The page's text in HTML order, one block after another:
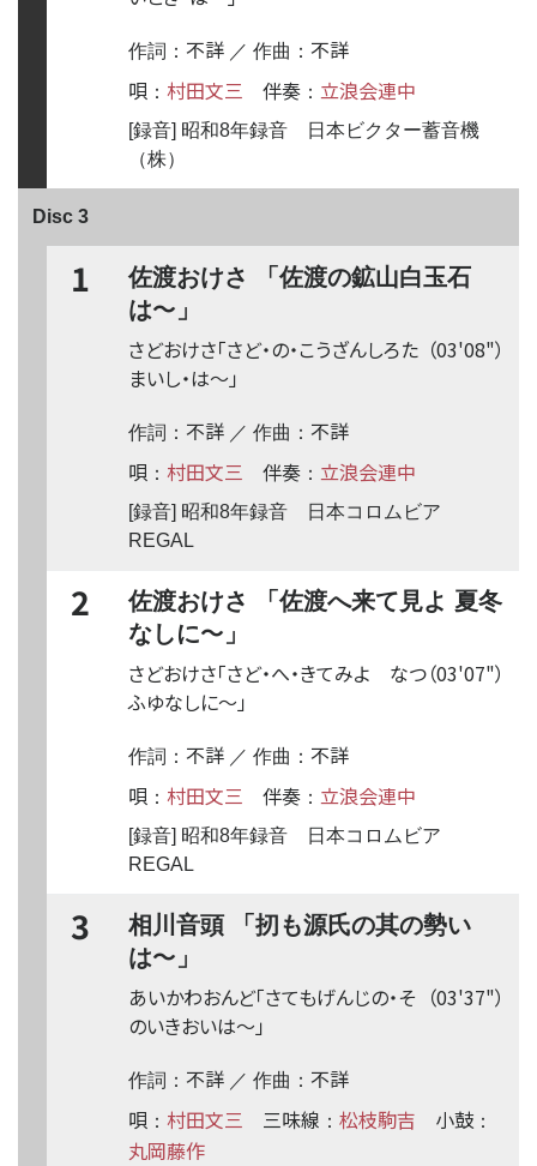
作詞： 不詳 ／ 作曲： 不詳
唄 ： 村田文三 伴奏 ： 立浪会連中
[録音] 昭和8年録音 日本ビクター蓄音機
（株）
Disc 3
1
佐渡おけさ 「佐渡の鉱山白玉石
は〜 」
（03'08"）
さどおけさ「さど・の・こうざんしろた
まいし・は〜 」
作詞： 不詳 ／ 作曲： 不詳
唄 ： 村田文三 伴奏 ： 立浪会連中
[録音] 昭和8年録音 日本コロムビア
REGAL
2
佐渡おけさ 「佐渡へ来て見よ 夏冬
なしに〜 」
（03'07"）
さどおけさ「さど・へ・きてみよ なつ
ふゆなしに〜 」
作詞： 不詳 ／ 作曲： 不詳
唄 ： 村田文三 伴奏 ： 立浪会連中
[録音] 昭和8年録音 日本コロムビア
REGAL
3
相川音頭 「扨も源氏の其の勢い
は〜 」
（03'37"）
あいかわおんど「さてもげんじの・そ
のいきおいは〜 」
作詞： 不詳 ／ 作曲： 不詳
唄 ： 村田文三 三味線 ： 松枝駒吉 小鼓 ：
丸岡藤作